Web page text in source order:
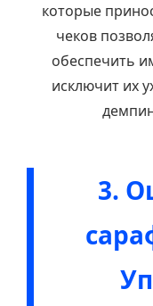
которые
чеков
обеспечить
исключит их
3.